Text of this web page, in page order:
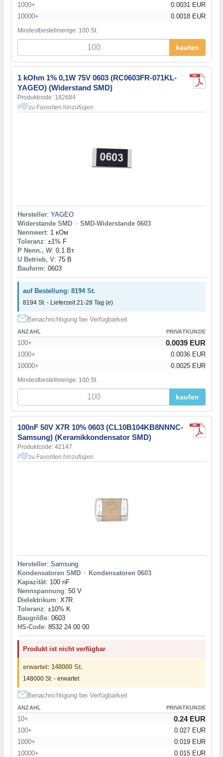
1000+
0.0031 EUR
10000+
0.0018 EUR
Mindestbestellmenge: 100 St.
kaufen
1 kOhm 1% 0,1W 75V 0603 (RC0603FR-071KL-
YAGEO) (Widerstand SMD)
Produktcode: 182684
3 zu Favoriten hinzufügen
Hersteller: YAGEO
Widerstande SMD > SMD-Widerstande 0603
Nennwert: 1 кОм
Toleranz: ±1% F
P Nenn., W: 0,1 Вт
U Betrieb, V: 75 В
Bauform: 0603
auf Bestellung: 8194 St.
8194 St. - Lieferzeit 21-28 Tag (e)
Benachrichtigung bei Verfügbarkeit
ANZAHL PRIVATKUNDE
100+ 0.0039 EUR
1000+
0.0036 EUR
10000+
0.0025 EUR
Mindestbestellmenge: 100 St.
kaufen
100nF 50V X7R 10% 0603 (CL10B104KB8NNNC-
Samsung) (Keramikkondensator SMD)
Produktcode: 42147
2 zu Favoriten hinzufügen
Hersteller: Samsung
Kondensatoren SMD > Kondensatoren 0603
Kapazität: 100 nF
Nennspannung: 50 V
Dielektrikum: X7R
Toleranz: ±10% K
Baugröße: 0603
HS-Code: 8532 24 00 00
Produkt ist nicht verfügbar
erwartet: 148000 St.
148000 St. - erwartet
Benachrichtigung bei Verfügbarkeit
ANZAHL PRIVATKUNDE
10+ 0.24 EUR
100+
0.027 EUR
1000+
0.019 EUR
10000+
0.015 EUR